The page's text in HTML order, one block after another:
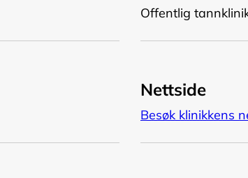
Offentlig
Nettside
Besøk klinikkens